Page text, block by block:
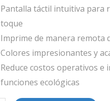
Pantalla táctil intuitiva para
toque
Imprime de manera remota
Colores impresionantes y
Reduce costos operativos e
funciones ecológicas